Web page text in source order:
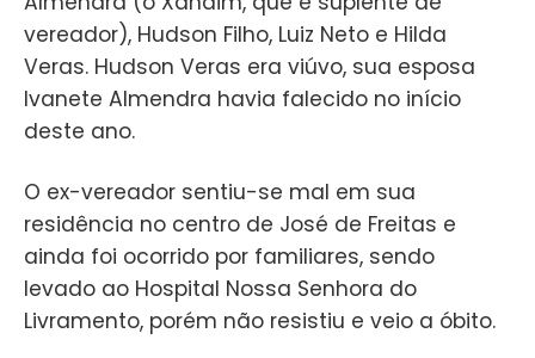
vereador), Hudson Filho, Luiz Neto e Hilda
Veras. Hudson Veras era viúvo, sua esposa
Ivanete Almendra havia falecido no início
deste ano.
O ex-vereador sentiu-se mal em sua
residência no centro de José de Freitas e
ainda foi ocorrido por familiares, sendo
levado ao Hospital Nossa Senhora do
Livramento, porém não resistiu e veio a óbito.